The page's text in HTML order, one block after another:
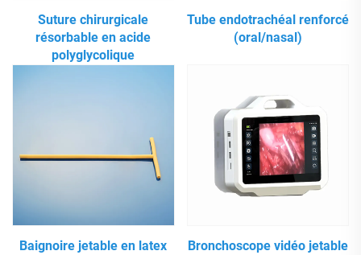
Suture chirurgicale
résorbable en acide
polyglycolique
Tube endotrachéal renforcé
(oral/nasal)
Baignoire jetable en latex
Bronchoscope vidéo jetable